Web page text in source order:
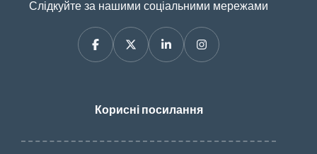
Слідкуйте за нашими соціальними мережами
Корисні посилання